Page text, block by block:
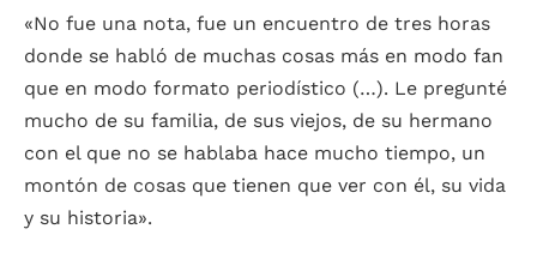
«No fue una nota, fue un encuentro de tres horas
donde se habló de muchas cosas más en modo fan
que en modo formato periodístico (…). Le pregunté
mucho de su familia, de sus viejos, de su hermano
con el que no se hablaba hace mucho tiempo, un
montón de cosas que tienen que ver con él, su vida
y su historia».